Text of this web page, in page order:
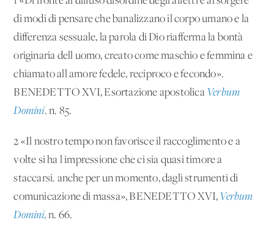
di modi di pensare che banalizzano il corpo umano e la
differenza sessuale, la parola di Dio riafferma la bontà
originaria dell'uomo, creato come maschio e femmina e
chiamato all'amore fedele, reciproco e fecondo».
BENEDETTO XVI, Esortazione apostolica Verbum
Domini. n. 85.
2 «Il nostro tempo non favorisce il raccoglimento e a
volte si ha l'impressione che ci sia quasi timore a
staccarsi. anche per un momento, dagli strumenti di
comunicazione di massa», BENEDETTO XVI, Verbum
Domini, n. 66.